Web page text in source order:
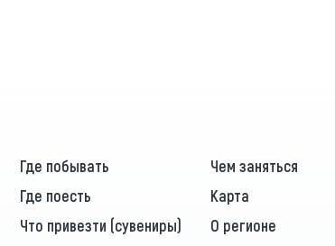
Где побывать Чем заняться
Где поесть Карта
Что привезти (сувениры) О регионе